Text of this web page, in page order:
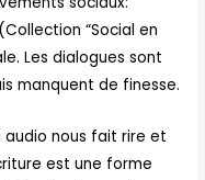
“Social en
Les dialogues sont
manquent de finesse.
audio nous fait rire et
est une forme